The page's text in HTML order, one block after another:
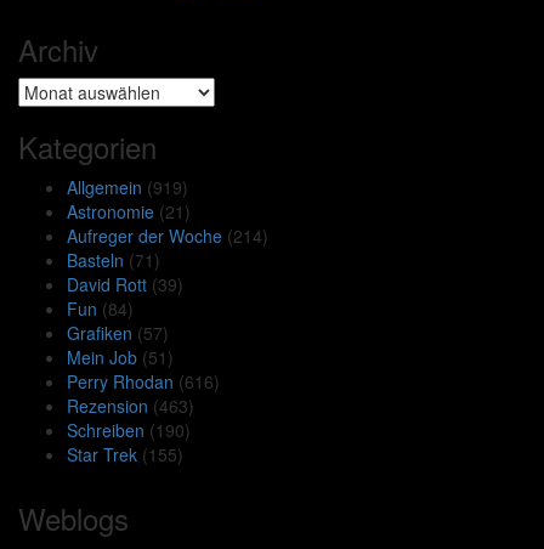
Archiv
Archiv
Kategorien
Allgemein (919)
Astronomie (21)
Aufreger der Woche (214)
Basteln (71)
David Rott (39)
Fun (84)
Grafiken (57)
Mein Job (51)
Perry Rhodan (616)
Rezension (463)
Schreiben (190)
Star Trek (155)
Weblogs